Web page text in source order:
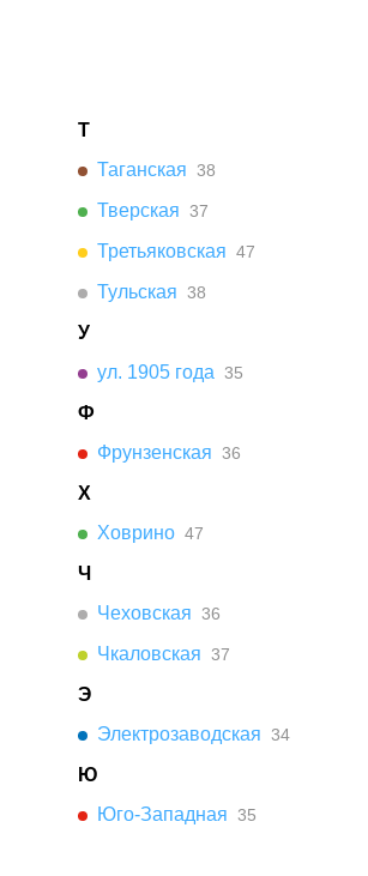
Т
Таганская 38
Тверская 37
Третьяковская 47
Тульская 38
У
ул. 1905 года 35
Ф
Фрунзенская 36
Х
Ховрино 47
Ч
Чеховская 36
Чкаловская 37
Э
Электрозаводская 34
Ю
Юго-Западная 35